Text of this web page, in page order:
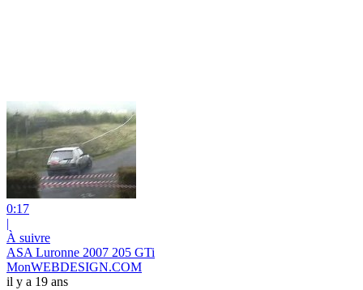
0:17
|
À suivre
ASA Luronne 2007 205 GTi
MonWEBDESIGN.COM
il y a 19 ans